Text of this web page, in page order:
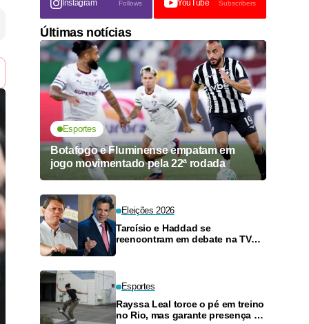
Instagram Follows YouTube Subscribers
Últimas notícias
Esportes
Botafogo e Fluminense empatam em
jogo movimentado pela 22ª rodada
Eleições 2026
Tarcísio e Haddad se
reencontram em debate na TV
Esportes
Rayssa Leal torce o pé em treino
no Rio, mas garante presença no